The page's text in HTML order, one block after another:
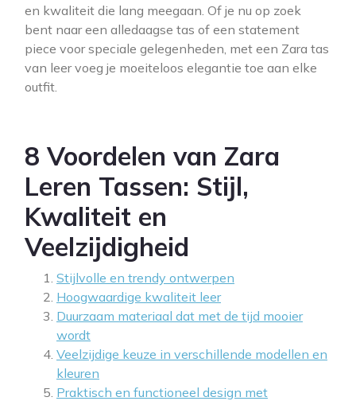
en kwaliteit die lang meegaan. Of je nu op zoek
bent naar een alledaagse tas of een statement
piece voor speciale gelegenheden, met een Zara tas
van leer voeg je moeiteloos elegantie toe aan elke
outfit.
8 Voordelen van Zara
Leren Tassen: Stijl,
Kwaliteit en
Veelzijdigheid
Stijlvolle en trendy ontwerpen
Hoogwaardige kwaliteit leer
Duurzaam materiaal dat met de tijd mooier
wordt
Veelzijdige keuze in verschillende modellen en
kleuren
Praktisch en functioneel design met